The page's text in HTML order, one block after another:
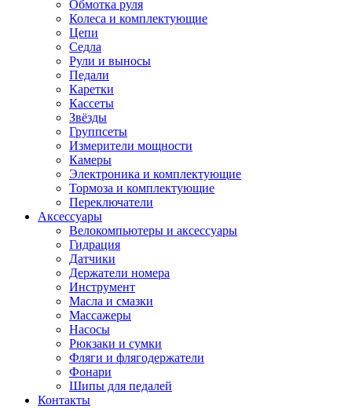
Обмотка руля
Колеса и комплектующие
Цепи
Седла
Рули и выносы
Педали
Каретки
Кассеты
Звёзды
Группсеты
Измерители мощности
Камеры
Электроника и комплектующие
Тормоза и комплектующие
Переключатели
Аксессуары
Велокомпьютеры и аксессуары
Гидрация
Датчики
Держатели номера
Инструмент
Масла и смазки
Массажеры
Насосы
Рюкзаки и сумки
Фляги и флягодержатели
Фонари
Шипы для педалей
Контакты